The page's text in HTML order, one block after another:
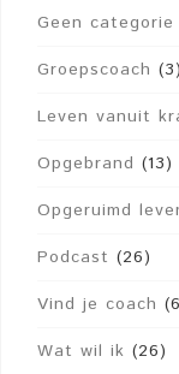
Geen categorie
Groepscoach (3)
Leven vanuit
Opgebrand (13)
Opgeruimd
Podcast (26)
Vind je coach
Wat wil ik (26)